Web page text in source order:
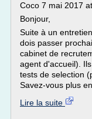
Coco 7 mai 2017
Bonjour,
Suite à un
dois passer
cabinet de
agent d'accueil).
tests de selection
Savez-vous plus en
Lire la suite